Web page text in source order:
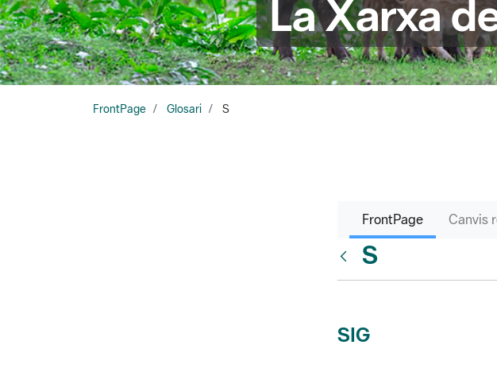
La Xarxa
FrontPage Glosari S
FrontPage Canvis
S
SIG